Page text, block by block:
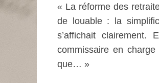
« La réforme des
de louable : la
s’affichait
commissaire en
que… »